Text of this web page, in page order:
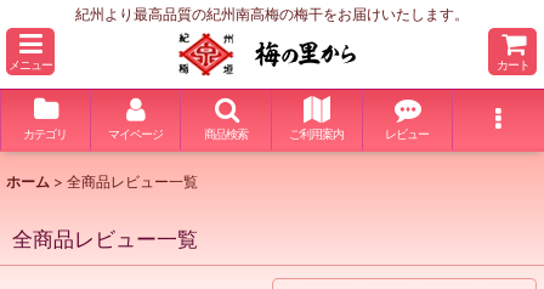
紀州より最高品質の紀州南高梅の梅干をお届けいたします。
メニュー カート
カテゴリ マイページ 商品検索 ご利用案内 レビュー
ホーム > 全商品レビュー一覧
全商品レビュー一覧